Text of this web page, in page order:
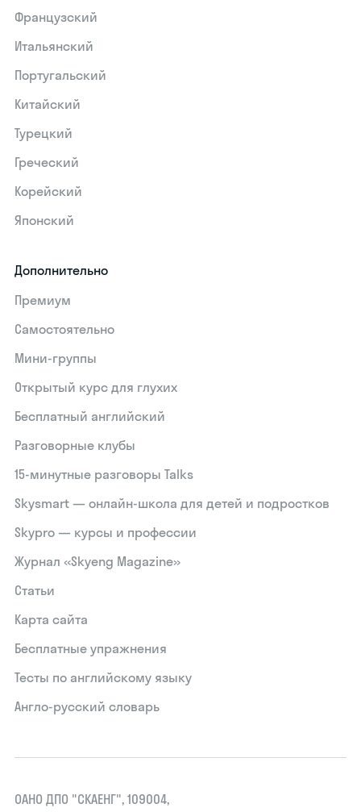
Французский
Итальянский
Португальский
Китайский
Турецкий
Греческий
Корейский
Японский
Дополнительно
Премиум
Самостоятельно
Мини-группы
Открытый курс для глухих
Бесплатный английский
Разговорные клубы
15‑минутные разговоры Talks
Skysmart — онлайн-школа для детей и подростков
Skypro — курсы и профессии
Журнал «Skyeng Magazine»
Статьи
Карта сайта
Бесплатные упражнения
Тесты по английскому языку
Англо-русский словарь
ОАНО ДПО "СКАЕНГ", 109004,